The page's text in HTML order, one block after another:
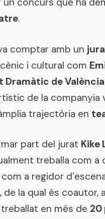
.
comptar amb un
i cultural com
Dramàtic de València
de la companyia
trajectòria en
part del jurat Kike
treballa com
com a regidor
, de la qual és
treballat en més de 20